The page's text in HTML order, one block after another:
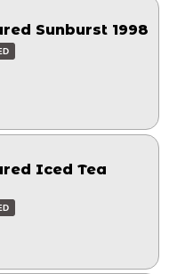
Sunburst 1998
Iced Tea